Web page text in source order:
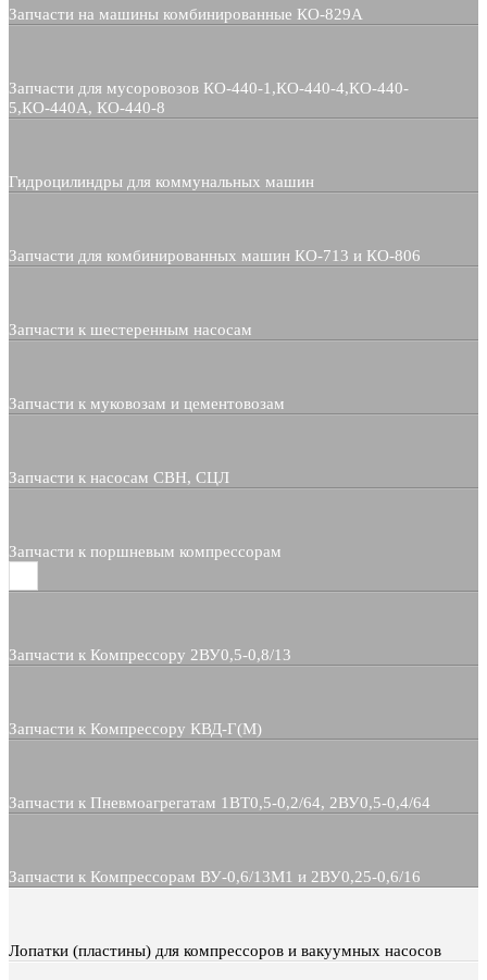
Запчасти на машины комбинированные КО-829А
Запчасти для мусоровозов КО-440-1,КО-440-4,КО-440-
5,КО-440А, КО-440-8
Гидроцилиндры для коммунальных машин
Запчасти для комбинированных машин КО-713 и КО-806
Запчасти к шестеренным насосам
Запчасти к муковозам и цементовозам
Запчасти к насосам СВН, СЦЛ
Запчасти к поршневым компрессорам
Запчасти к Компрессору 2ВУ0,5-0,8/13
Запчасти к Компрессору КВД-Г(М)
Запчасти к Пневмоагрегатам 1ВТ0,5-0,2/64, 2ВУ0,5-0,4/64
Запчасти к Компрессорам ВУ-0,6/13М1 и 2ВУ0,25-0,6/16
Лопатки (пластины) для компрессоров и вакуумных насосов